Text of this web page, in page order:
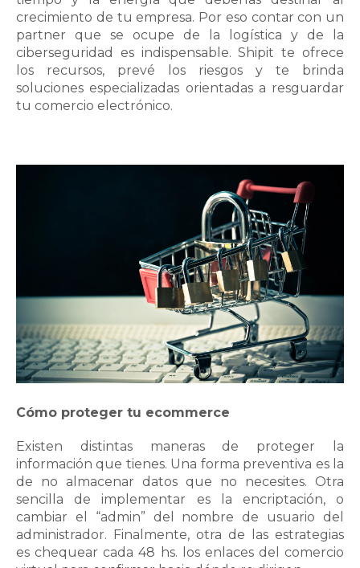
crecimiento de tu empresa. Por eso contar con un
partner que se ocupe de la logística y de la
ciberseguridad es indispensable. Shipit te ofrece
los recursos, prevé los riesgos y te brinda
soluciones especializadas orientadas a resguardar
tu comercio electrónico.
Cómo proteger tu ecommerce
Existen distintas maneras de proteger la
información que tienes. Una forma preventiva es la
de no almacenar datos que no necesites. Otra
sencilla de implementar es la encriptación, o
cambiar el “admin” del nombre de usuario del
administrador. Finalmente, otra de las estrategias
es chequear cada 48 hs. los enlaces del comercio